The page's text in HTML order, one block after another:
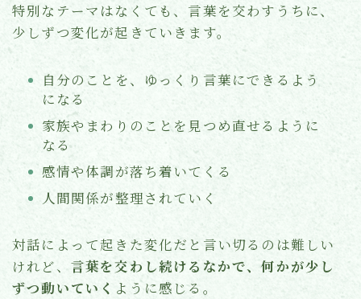
特別なテーマはなくても、言葉を交わすうちに、
少しずつ変化が起きていきます。
自分のことを、ゆっくり言葉にできるよう
になる
家族やまわりのことを見つめ直せるように
なる
感情や体調が落ち着いてくる
人間関係が整理されていく
対話によって起きた変化だと言い切るのは難しい
けれど、 言葉を交わし続けるなかで、何かが少し
ずつ動いていく ように感じる。